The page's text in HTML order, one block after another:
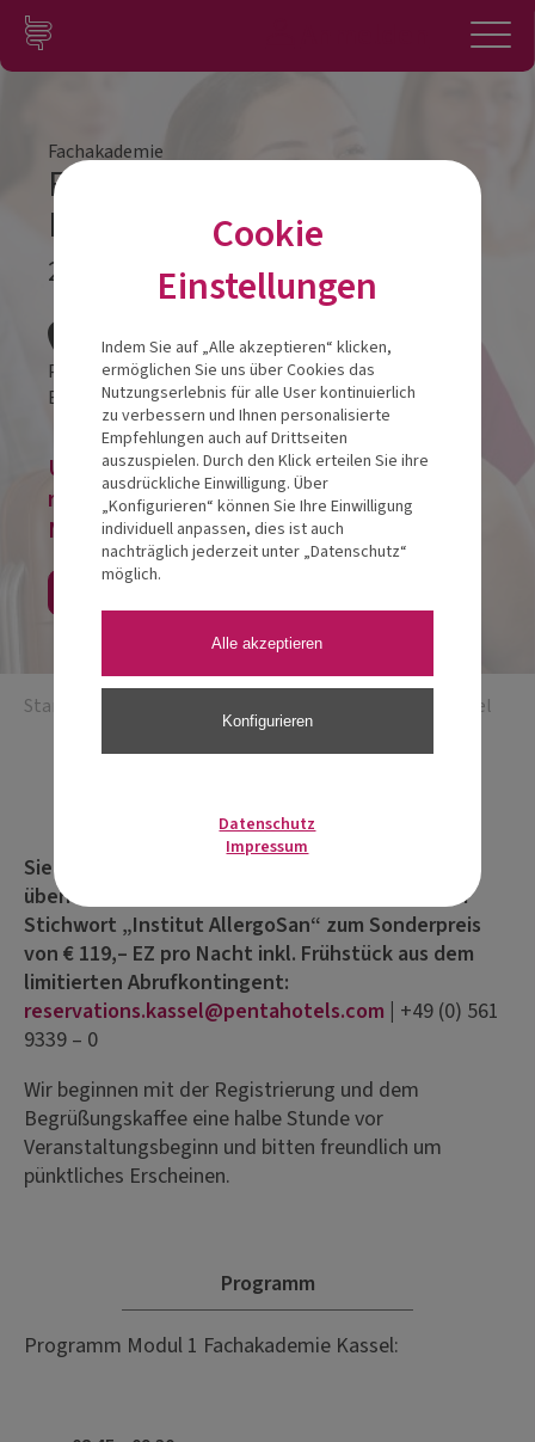
Zum Inhalt springen
Konto
Fachakademie
Fachakademie Modul 1
Kassel
22.10.2026
Pentahotel Kassel
Bertha-von-Suttner-Straße 1534131Kassel
Um eine Veranstaltung zu buchen, bitte
registrieren oder im bestehenden
Nutzerkonto anmelden!
Startseite Fachakademie Modul 1 Kassel
Sie möchten im Veranstaltungshotel
übernachten? Buchen Sie Ihr Zimmer unter dem
Stichwort „Institut AllergoSan“ zum Sonderpreis
von € 119,– EZ pro Nacht inkl. Frühstück aus dem
limitierten Abrufkontingent:
reservations.kassel@pentahotels.com | +49 (0) 561
9339 – 0
Wir beginnen mit der Registrierung und dem
Begrüßungskaffee eine halbe Stunde vor
Veranstaltungsbeginn und bitten freundlich um
pünktliches Erscheinen.
Programm
Programm Modul 1 Fachakademie Kassel:
Cookie
Einstellungen
Indem Sie auf „Alle akzeptieren“ klicken,
ermöglichen Sie uns über Cookies das
Nutzungserlebnis für alle User kontinuierlich
zu verbessern und Ihnen personalisierte
Empfehlungen auch auf Drittseiten
auszuspielen. Durch den Klick erteilen Sie ihre
ausdrückliche Einwilligung. Über
„Konfigurieren“ können Sie Ihre Einwilligung
individuell anpassen, dies ist auch
nachträglich jederzeit unter „Datenschutz“
möglich.
Alle akzeptieren
Konfigurieren
Datenschutz
Impressum